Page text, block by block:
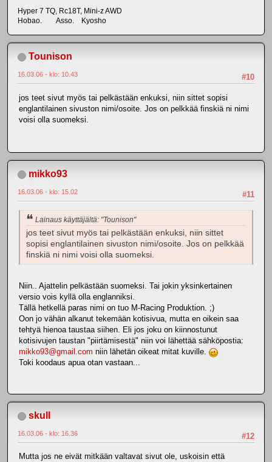
Hyper 7 TQ, Rc18T, Mini-z AWD
Hobao. Asso. Kyosho
Tounison
#10
16.03.06 - klo: 10.43
jos teet sivut myös tai pelkästään enkuksi, niin sittet sopisi
englantilainen sivuston nimi/osoite. Jos on pelkkää finskiä ni nimi
voisi olla suomeksi.
mikko93
#11
16.03.06 - klo: 15.02
Lainaus käyttäjältä: "Tounison"
jos teet sivut myös tai pelkästään enkuksi, niin sittet
sopisi englantilainen sivuston nimi/osoite. Jos on pelkkää
finskiä ni nimi voisi olla suomeksi.
Niin.. Ajattelin pelkästään suomeksi. Tai jokin yksinkertainen
versio vois kyllä olla englanniksi.
Tällä hetkellä paras nimi on tuo M-Racing Produktion. ;)
Oon jo vähän alkanut tekemään kotisivua, mutta en oikein saa
tehtyä hienoa taustaa siihen. Eli jos joku on kiinnostunut
kotisivujen taustan "piirtämisestä" niin voi lähettää sähköpostia:
mikko93@gmail.com niin lähetän oikeat mitat kuville.
Toki koodaus apua otan vastaan...
skull
#12
16.03.06 - klo: 16.36
Mutta jos ne eivät mitkään valtavat sivut ole, uskoisin että